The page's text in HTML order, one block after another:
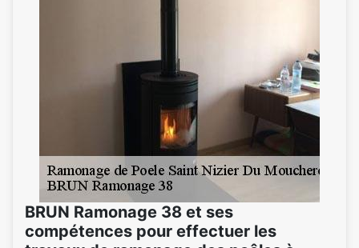
BRUN Ramonage 38 et ses
compétences pour effectuer les